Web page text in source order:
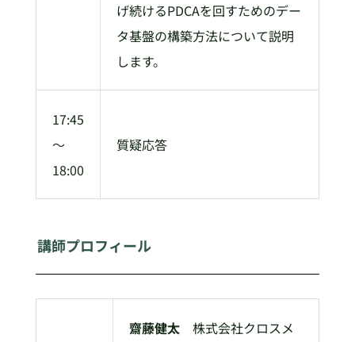
げ続けるPDCAを回すためのデー
タ基盤の構築方法について説明
します。
17:45
～
18:00
質疑応答
講師プロフィール
齋藤健太株式会社クロスメ